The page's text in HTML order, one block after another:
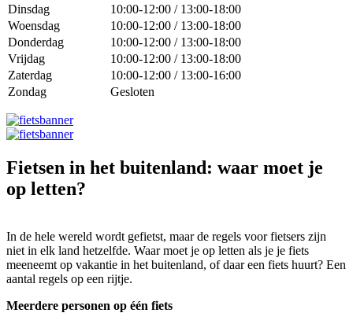
Dinsdag
10:00-12:00 / 13:00-18:00
Woensdag
10:00-12:00 / 13:00-18:00
Donderdag
10:00-12:00 / 13:00-18:00
Vrijdag
10:00-12:00 / 13:00-18:00
Zaterdag
10:00-12:00 / 13:00-16:00
Zondag
Gesloten
Fietsen in het buitenland: waar moet je
op letten?
In de hele wereld wordt gefietst, maar de regels voor fietsers zijn
niet in elk land hetzelfde. Waar moet je op letten als je je fiets
meeneemt op vakantie in het buitenland, of daar een fiets huurt? Een
aantal regels op een rijtje.
Meerdere personen op één fiets